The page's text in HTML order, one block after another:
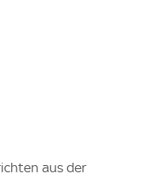
aus der